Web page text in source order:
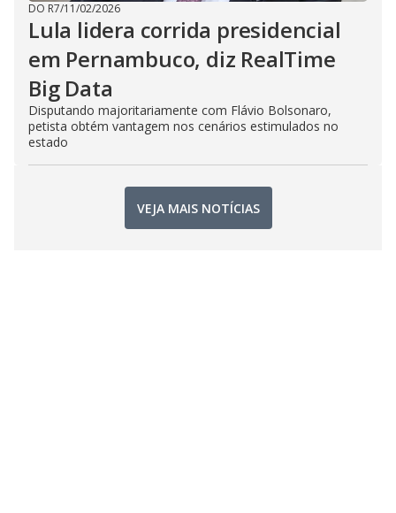
DO R7/11/02/2026
Lula lidera corrida presidencial
em Pernambuco, diz RealTime
Big Data
Disputando majoritariamente com Flávio Bolsonaro,
petista obtém vantagem nos cenários estimulados no
estado
VEJA MAIS NOTÍCIAS